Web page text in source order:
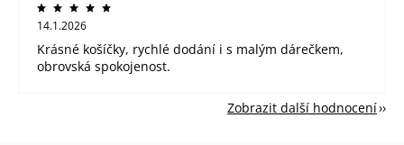
14.1.2026
Krásné košíčky, rychlé dodání i s malým dárečkem,
obrovská spokojenost.
Zobrazit další hodnocení